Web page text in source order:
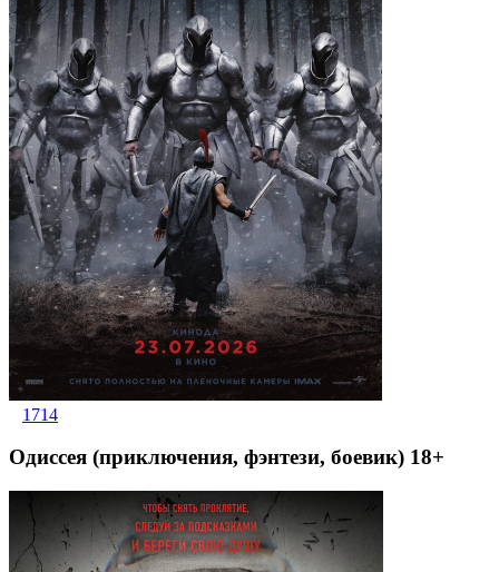
1714
Одиссея (приключения, фэнтези, боевик) 18+